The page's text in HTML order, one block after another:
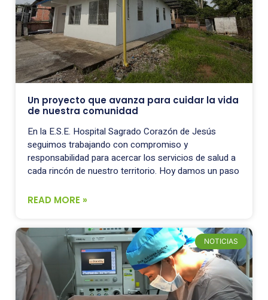
Un proyecto que avanza para cuidar la vida
de nuestra comunidad
En la E.S.E. Hospital Sagrado Corazón de Jesús
seguimos trabajando con compromiso y
responsabilidad para acercar los servicios de salud a
cada rincón de nuestro territorio. Hoy damos un paso
READ MORE »
NOTICIAS